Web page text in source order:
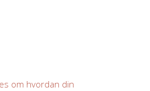
om hvordan din